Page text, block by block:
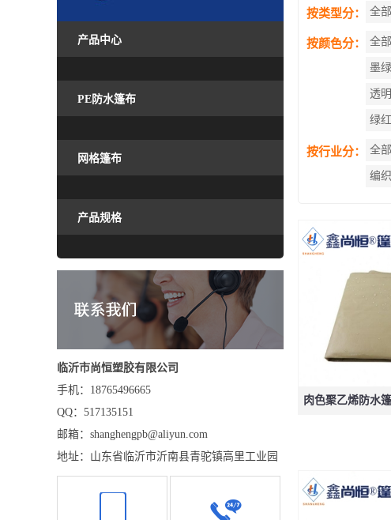
产品中心
PE防水篷布
网格篷布
产品规格
临沂市尚恒塑胶有限公司
手机：18765496665
QQ：517135151
邮箱：shanghengpb@aliyun.com
地址：山东省临沂市沂南县青驼镇高里工业园
按类型分： 全部
按颜色分： 全部
墨
透
绿
按行业分： 全部
编
肉色聚乙烯防水